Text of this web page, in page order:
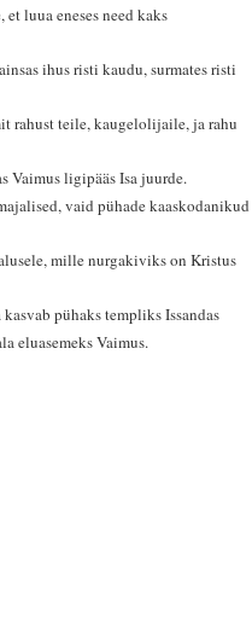
luua eneses need kaks
ihus risti kaudu, surmates risti
rahust teile, kaugelolijaile, ja rahu
Vaimus ligipääs Isa juurde.
vaid pühade kaaskodanikud
mille nurgakiviks on Kristus
pühaks templiks Issandas
eluasemeks Vaimus.